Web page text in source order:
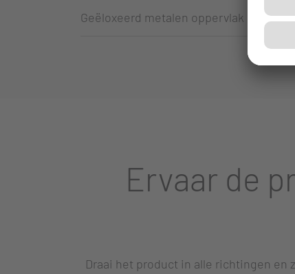
Geëloxeerd metalen oppervlak
Ervaar de
Draai het product in alle richtingen en